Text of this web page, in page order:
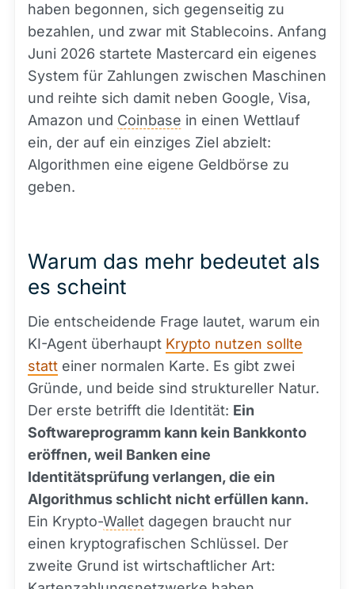
haben begonnen, sich gegenseitig zu
bezahlen, und zwar mit Stablecoins. Anfang
Juni 2026 startete Mastercard ein eigenes
System für Zahlungen zwischen Maschinen
und reihte sich damit neben Google, Visa,
Amazon und Coinbase in einen Wettlauf
ein, der auf ein einziges Ziel abzielt:
Algorithmen eine eigene Geldbörse zu
geben.
Warum das mehr bedeutet als
es scheint
Die entscheidende Frage lautet, warum ein
KI-Agent überhaupt Krypto nutzen sollte
statt einer normalen Karte. Es gibt zwei
Gründe, und beide sind struktureller Natur.
Der erste betrifft die Identität: Ein
Softwareprogramm kann kein Bankkonto
eröffnen, weil Banken eine
Identitätsprüfung verlangen, die ein
Algorithmus schlicht nicht erfüllen kann.
Ein Krypto-Wallet dagegen braucht nur
einen kryptografischen Schlüssel. Der
zweite Grund ist wirtschaftlicher Art: